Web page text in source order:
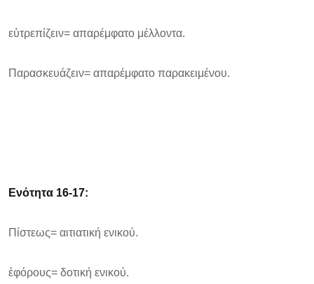
εὑτρεπίζειν= απαρέμφατο μέλλοντα.
Παρασκευάζειν= απαρέμφατο παρακειμένου.
Ενότητα 16-17:
Πίστεως= αιτιατική ενικού.
ἐφόρους= δοτική ενικού.